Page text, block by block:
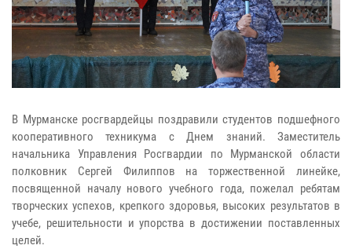
В Мурманске росгвардейцы поздравили студентов подшефного
кооперативного техникума с Днем знаний. Заместитель
начальника Управления Росгвардии по Мурманской области
полковник Сергей Филиппов на торжественной линейке,
посвященной началу нового учебного года, пожелал ребятам
творческих успехов, крепкого здоровья, высоких результатов в
учебе, решительности и упорства в достижении поставленных
целей.